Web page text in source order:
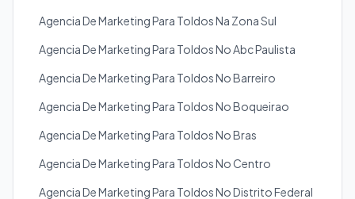
Agencia De Marketing Para Toldos Na Zona Sul
Agencia De Marketing Para Toldos No Abc Paulista
Agencia De Marketing Para Toldos No Barreiro
Agencia De Marketing Para Toldos No Boqueirao
Agencia De Marketing Para Toldos No Bras
Agencia De Marketing Para Toldos No Centro
Agencia De Marketing Para Toldos No Distrito Federal